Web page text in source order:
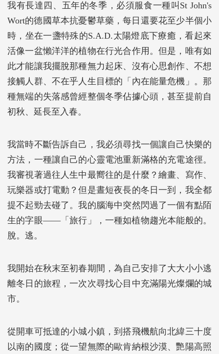
我有長達四、五年的冬季，必須服食一種叫St John's
Wort的德國草本抗憂鬱草藥，每日還要花至少半個小
時，坐在一盞特殊的S.A.D.太陽燈底下療癒，看起來
活像一盆懶洋洋的植物在行光合作用。但是，唯有如
此才能讓我擺脫那種無力起床、沒有心思創作、不想
接觸人群、不在乎人生目標的「內在能量危機」。那
種無端的失落感曾經整個冬季佔據心頭，甚至提前自
初秋、延長至入春。
我當時不斷告訴自己，我必須尋找一個讓自己快樂的
方法，一種讓自己的心靈電池重新滿格的充電途徑。
我審視著過往人生中最嚮往的是什麼？繪畫、寫作、
玩樂器或打電動？但是晝短夜長的冬日一到，我全都
提不起勁去碰了。我的腦海中突然閃過了一個有點陌
生的字眼――「旅行」，一種如植物趨光本能般的。
脫。逃。
我開始在秋末至初春期間，為自己安排了大大小小逃
離冬日的旅程，一次次尋找心目中充滿陽光燦爛的城
市。
從開車可抵達的小城小鎮，到搭飛機航向北緯三十度
以南的國度；從一望無際的歐肯納根沙漠、艷陽高照